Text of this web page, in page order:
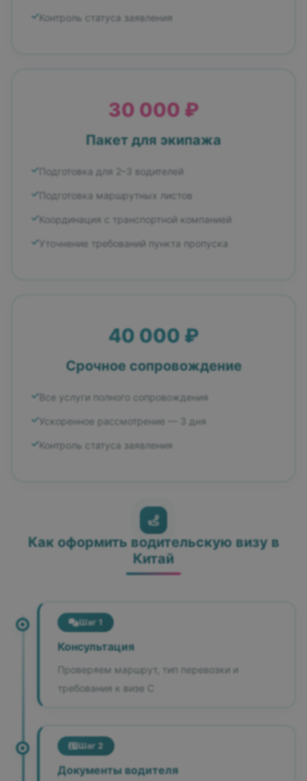
Контроль статуса заявления
30 000 ₽
Пакет для экипажа
Подготовка для 2–3 водителей
Подготовка маршрутных листов
Координация с транспортной компанией
Уточнение требований пункта пропуска
40 000 ₽
Срочное сопровождение
Все услуги полного сопровождения
Ускоренное рассмотрение — 3 дня
Контроль статуса заявления
Как оформить водительскую визу в
Китай
Шаг 1
Консультация
Проверяем маршрут, тип перевозки и
требования к визе C
Шаг 2
Документы водителя